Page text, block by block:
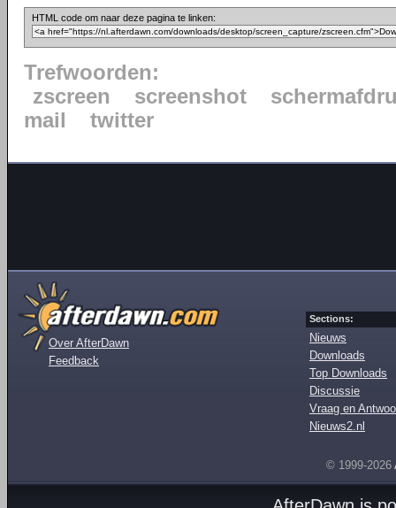
HTML code om naar deze pagina te linken:
Trefwoorden:
zscreen
screenshot
mail
twitter
Over AfterDawn
Feedback
Sections:
Nieuws
Downloads
Top Downloads
Discussie
Vraag en
Nieuws2.nl
© 1999-2026